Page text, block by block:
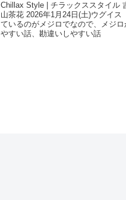
Chillax Style | チラックススタイル
山茶花 2026年1月24日(土)ウグイ
ているのがメジロでなので、メジ
やすい話、勘違いしやすい話